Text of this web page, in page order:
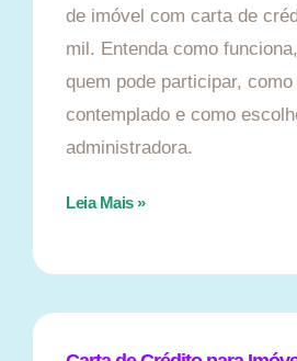
de imóvel com carta de
mil. Entenda como
quem pode participar,
contemplado e como
administradora.
Leia Mais »